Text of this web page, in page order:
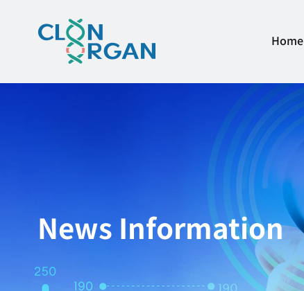
Home
News Information